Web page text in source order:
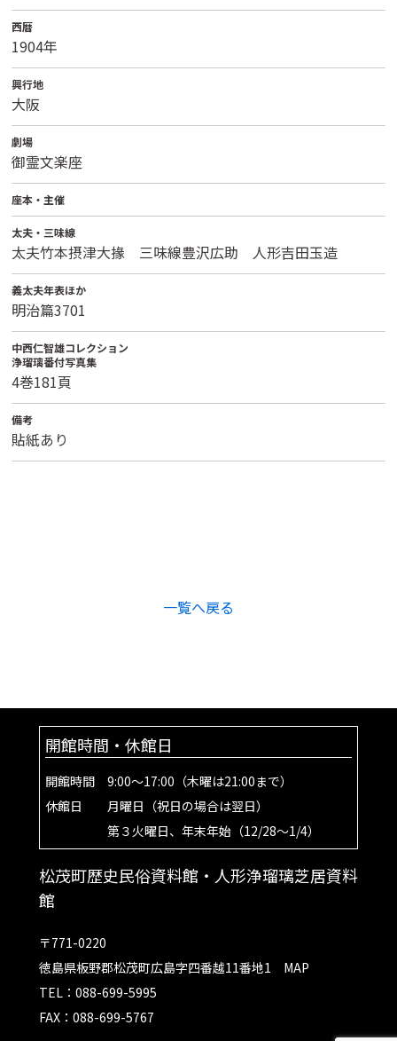
西暦
1904年
興行地
大阪
劇場
御霊文楽座
座本・主催
太夫・三味線
太夫竹本摂津大掾 三味線豊沢広助 人形吉田玉造
義太夫年表ほか
明治篇3701
中西仁智雄コレクション
浄瑠璃番付写真集
4巻181頁
備考
貼紙あり
一覧へ戻る
開館時間・休館日
開館時間 9:00～17:00（木曜は21:00まで）
休館日 月曜日（祝日の場合は翌日）
第３火曜日、年末年始（12/28～1/4）
松茂町歴史民俗資料館・人形浄瑠璃芝居資料
館
〒771-0220
徳島県板野郡松茂町広島字四番越11番地1 MAP
TEL：088-699-5995
FAX：088-699-5767